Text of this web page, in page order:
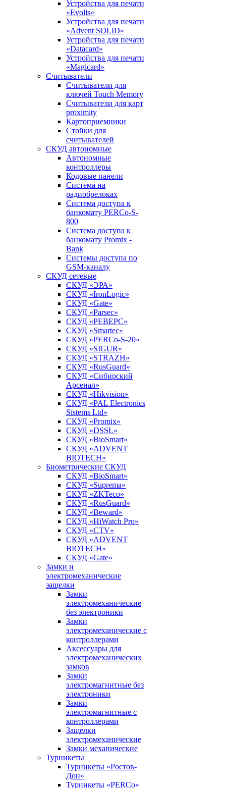
Устройства для печати
«Evolis»
Устройства для печати
«Advent SOLID»
Устройства для печати
«Datacard»
Устройства для печати
«Magicard»
Считыватели
Считыватели для
ключей Touch Memory
Считыватели для карт
proximity
Картоприемники
Стойки для
считывателей
СКУД автономные
Автономные
контроллеры
Кодовые панели
Система на
радиобрелоках
Система доступа к
банкомату PERCo-S-
800
Система доступа к
банкомату Promix -
Bank
Системы доступа по
GSM-каналу
СКУД сетевые
СКУД «ЭРА»
СКУД «IronLogic»
СКУД «Gate»
СКУД «Parsec»
СКУД «РЕВЕРС»
СКУД «Smartec»
СКУД «PERCo-S-20»
СКУД «SIGUR»
СКУД «STRAZH»
СКУД «RusGuard»
СКУД «Сибирский
Арсенал»
СКУД «Hikvision»
СКУД «PAL Electronics
Sistems Ltd»
СКУД «Promix»
СКУД «DSSL»
СКУД «BioSmart»
СКУД «ADVENT
BIOTECH»
Биометрические СКУД
СКУД «BioSmart»
СКУД «Suprema»
СКУД «ZKTeco»
СКУД «RusGuard»
СКУД «Beward»
СКУД «HiWatch Pro»
СКУД «CTV»
СКУД «ADVENT
BIOTECH»
СКУД «Gate»
Замки и
электромеханические
защелки
Замки
электромеханические
без электроники
Замки
электромеханические с
контроллерами
Аксессуары для
электромеханических
замков
Замки
электромагнитные без
электроники
Замки
электромагнитные с
контроллерами
Защелки
электромеханические
Замки механические
Турникеты
Турникеты «Ростов-
Дон»
Турникеты «PERCo»